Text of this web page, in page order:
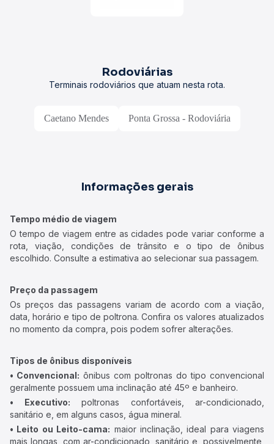
Rodoviárias
Terminais rodoviários que atuam nesta rota.
Caetano Mendes Ponta Grossa - Rodoviária
Informações gerais
Tempo médio de viagem
O tempo de viagem entre as cidades pode variar conforme a
rota, viação, condições de trânsito e o tipo de ônibus
escolhido. Consulte a estimativa ao selecionar sua passagem.
Preço da passagem
Os preços das passagens variam de acordo com a viação,
data, horário e tipo de poltrona. Confira os valores atualizados
no momento da compra, pois podem sofrer alterações.
Tipos de ônibus disponíveis
• Convencional: ônibus com poltronas do tipo convencional
geralmente possuem uma inclinação até 45º e banheiro.
• Executivo: poltronas confortáveis, ar-condicionado,
sanitário e, em alguns casos, água mineral.
• Leito ou Leito-cama: maior inclinação, ideal para viagens
mais longas, com ar-condicionado, sanitário e, possivelmente,